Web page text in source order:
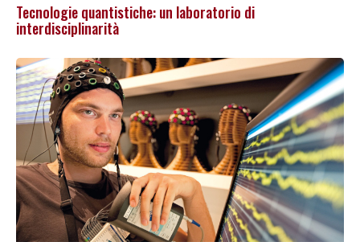
Tecnologie quantistiche: un laboratorio di
interdisciplinarità